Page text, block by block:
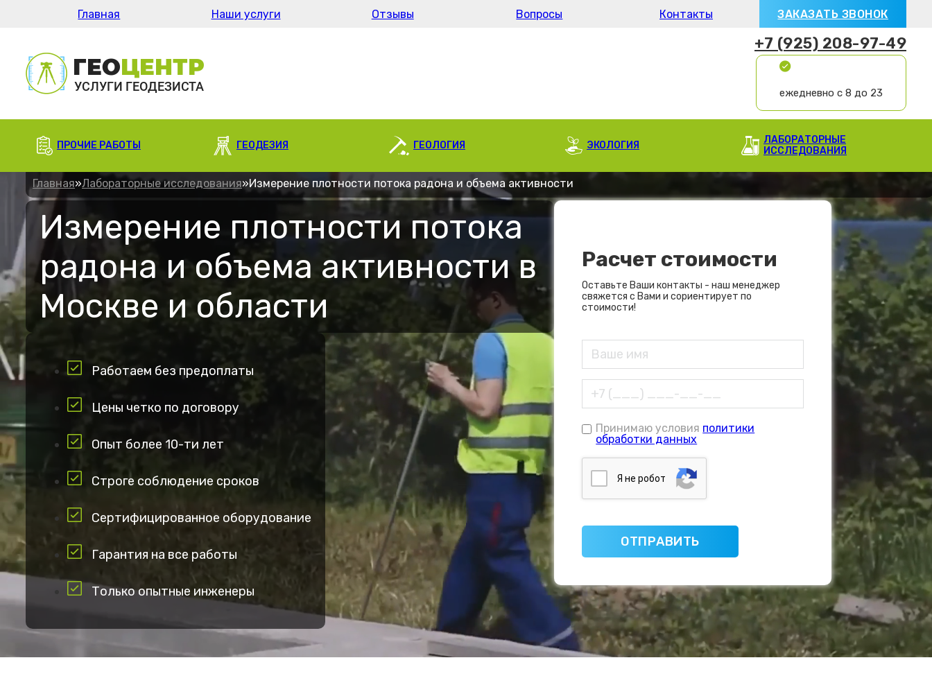
Главная Наши услуги Отзывы Вопросы Контакты ЗАКАЗАТЬ ЗВОНОК
+7 (925) 208-97-49
ежедневно с 8 до 23
ПРОЧИЕ РАБОТЫ ГЕОДЕЗИЯ ГЕОЛОГИЯ ЭКОЛОГИЯ
ЛАБОРАТОРНЫЕ
ИССЛЕДОВАНИЯ
Главная»Лабораторные исследования»Измерение плотности потока радона и объема активности
Измерение плотности потока
радона и объема активности в
Москве и области
Работаем без предоплаты
Цены четко по договору
Опыт более 10-ти лет
Строге соблюдение сроков
Сертифицированное оборудование
Гарантия на все работы
Только опытные инженеры
Расчет стоимости
Оставьте Ваши контакты - наш менеджер
свяжется с Вами и сориентирует по
стоимости!
Принимаю условия политики
обработки данных
Я нe poбoт